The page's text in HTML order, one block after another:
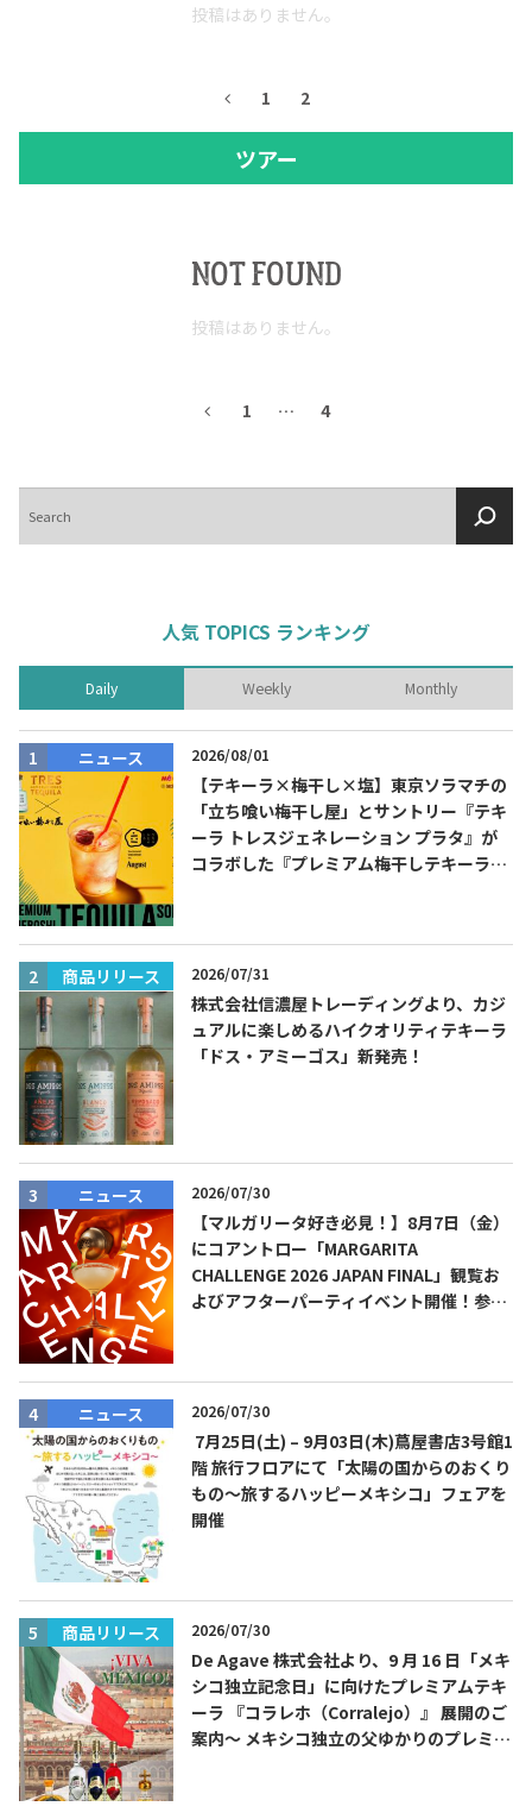
投稿はありません。
1 2
ツアー
NOT FOUND
投稿はありません。
1 … 4
索
人気 TOPICS ランキング
Daily Weekly Monthly
ニュース 2026/08/01
【テキーラ×梅干し×塩】東京ソラマチの
「立ち喰い梅干し屋」とサントリー『テキ
ーラ トレスジェネレーション プラタ』が
コラボした『プレミアム梅干しテキーラソ
商品リリース 2026/07/31
株式会社信濃屋トレーディングより、カジ
ュアルに楽しめるハイクオリティテキーラ
「ドス・アミーゴス」新発売！
ニュース 2026/07/30
【マルガリータ好き必見！】8月7日（金）
にコアントロー「MARGARITA
CHALLENGE 2026 JAPAN FINAL」観覧お
よびアフターパーティイベント開催！参加
ニュース 2026/07/30
7月25日(土) – 9月03日(木)蔦屋書店3号館1
階 旅行フロアにて「太陽の国からのおくり
もの～旅するハッピーメキシコ」フェアを
開催
商品リリース 2026/07/30
De Agave 株式会社より、9 月 16 日「メキ
シコ独立記念日」に向けたプレミアムテキ
ーラ 『コラレホ（Corralejo）』 展開のご
案内〜 メキシコ独立の父ゆかりのプレミア